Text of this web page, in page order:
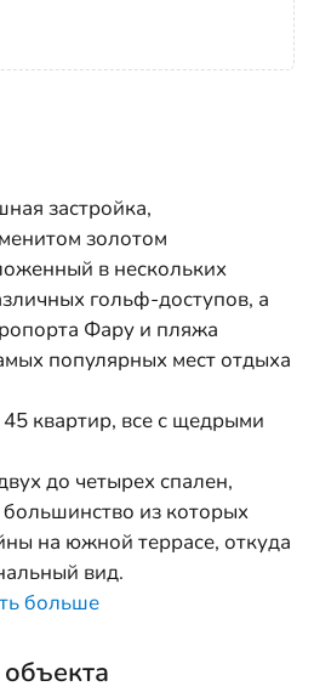
застройка,
золотом
в нескольких
гольф-доступов, а
Фару и пляжа
популярных мест отдыха
квартир, все с щедрыми
до четырех спален,
из которых
на южной террасе, откуда
вид.
больше